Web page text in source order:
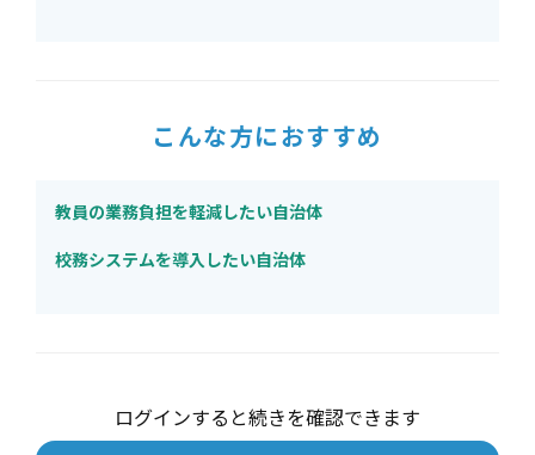
こんな方におすすめ
教員の業務負担を軽減したい自治体
校務システムを導入したい自治体
ログインすると続きを確認できます